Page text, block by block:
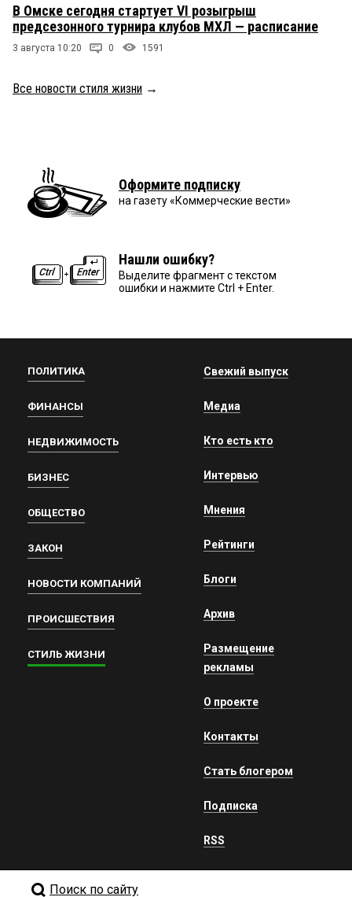
В Омске сегодня стартует VI розыгрыш
предсезонного турнира клубов МХЛ — расписание
3 августа 10:20 0 1591
Все новости стиля жизни →
Оформите подписку
на газету «Коммерческие вести»
Нашли ошибку?
Выделите фрагмент с текстом
ошибки и нажмите Ctrl + Enter.
ПОЛИТИКА
ФИНАНСЫ
НЕДВИЖИМОСТЬ
БИЗНЕС
ОБЩЕСТВО
ЗАКОН
НОВОСТИ КОМПАНИЙ
ПРОИСШЕСТВИЯ
СТИЛЬ ЖИЗНИ
Свежий выпуск
Медиа
Кто есть кто
Интервью
Мнения
Рейтинги
Блоги
Архив
Размещение
рекламы
О проекте
Контакты
Стать блогером
Подписка
RSS
Поиск по сайту